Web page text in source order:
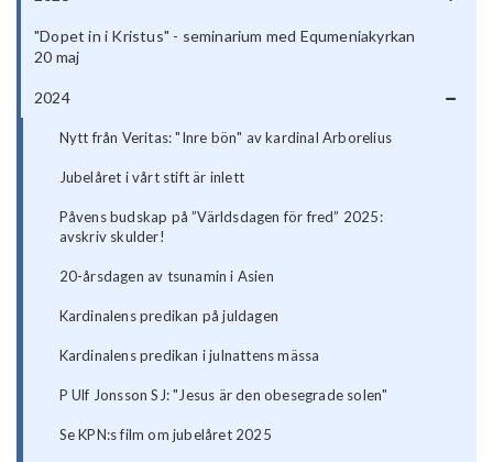
"Dopet in i Kristus" - seminarium med Equmeniakyrkan
20 maj
2024
Nytt från Veritas: "Inre bön" av kardinal Arborelius
Jubelåret i vårt stift är inlett
Påvens budskap på ”Världsdagen för fred” 2025:
avskriv skulder!
20-årsdagen av tsunamin i Asien
Kardinalens predikan på juldagen
Kardinalens predikan i julnattens mässa
P Ulf Jonsson SJ: "Jesus är den obesegrade solen"
Se KPN:s film om jubelåret 2025